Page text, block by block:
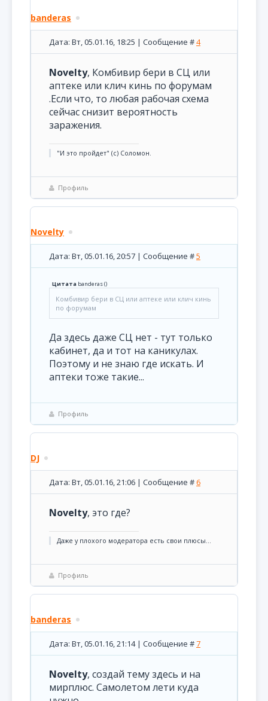
banderas
Дата: Вт, 05.01.16, 18:25 | Сообщение #4
Novelty, Комбивир бери в СЦ или
аптеке или клич кинь по форумам
.Если что, то любая рабочая схема
сейчас снизит вероятность
заражения.
"И это пройдет" (с) Соломон.
Профиль
Novelty
Дата: Вт, 05.01.16, 20:57 | Сообщение #5
Цитата banderas()
Комбивир бери в СЦ или аптеке или клич кинь
по форумам
Да здесь даже СЦ нет - тут только
кабинет, да и тот на каникулах.
Поэтому и не знаю где искать. И
аптеки тоже такие...
Профиль
DJ
Дата: Вт, 05.01.16, 21:06 | Сообщение #6
Novelty, это где?
Даже у плохого модератора есть свои плюсы...
Профиль
banderas
Дата: Вт, 05.01.16, 21:14 | Сообщение #7
Novelty, создай тему здесь и на
мирплюс. Самолетом лети куда